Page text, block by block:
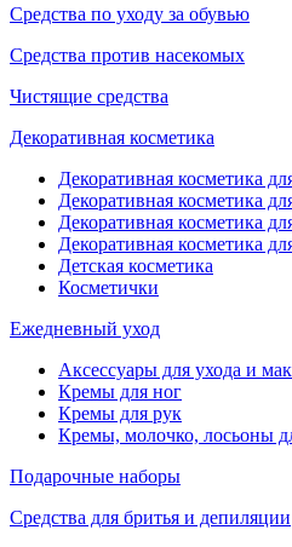
Средства по уходу за обувью
Средства против насекомых
Чистящие средства
Декоративная косметика
Декоративная косметика
Декоративная косметика
Декоративная косметика
Декоративная косметика
Детская косметика
Косметички
Ежедневный уход
Аксессуары для ухода и
Кремы для ног
Кремы для рук
Кремы, молочко, лосьоны
Подарочные наборы
Средства для бритья и депиляции